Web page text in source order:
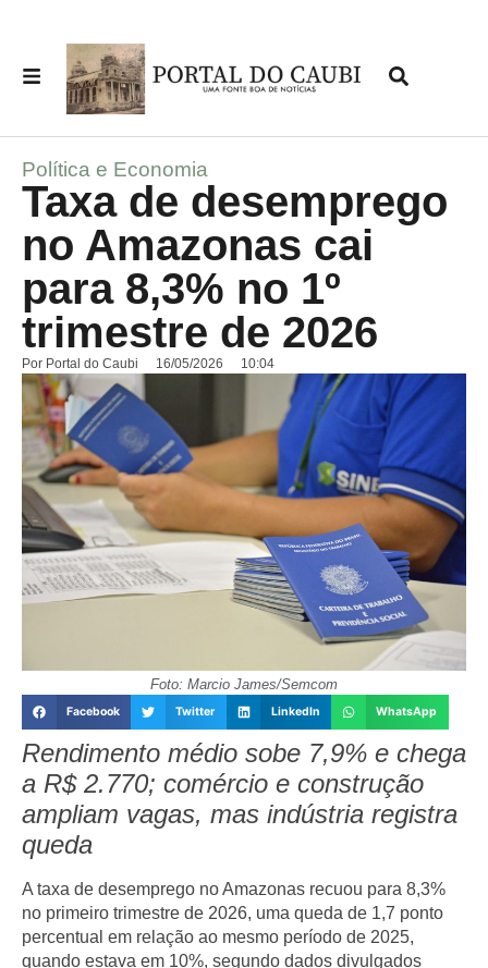
Política e Economia
Taxa de desemprego
no Amazonas cai
para 8,3% no 1º
trimestre de 2026
Por Portal do Caubi 16/05/2026 10:04
Foto: Marcio James/Semcom
Facebook Twitter LinkedIn WhatsApp
Rendimento médio sobe 7,9% e chega
a R$ 2.770; comércio e construção
ampliam vagas, mas indústria registra
queda
A taxa de desemprego no Amazonas recuou para 8,3%
no primeiro trimestre de 2026, uma queda de 1,7 ponto
percentual em relação ao mesmo período de 2025,
quando estava em 10%, segundo dados divulgados